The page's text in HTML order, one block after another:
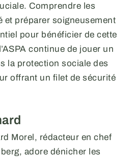
Comprendre les
et préparer soigneusement
pour bénéficier de cette
continue de jouer un
la protection sociale des
offrant un filet de sécurité
Morel, rédacteur en chef
adore dénicher les